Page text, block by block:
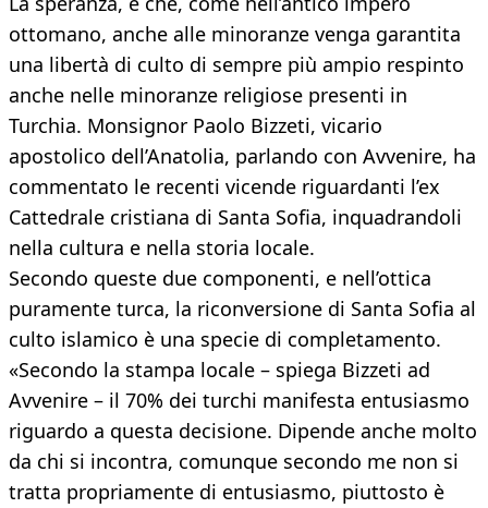
ottomano, anche alle minoranze venga garantita
una libertà di culto di sempre più ampio respinto
anche nelle minoranze religiose presenti in
Turchia. Monsignor Paolo Bizzeti, vicario
apostolico dell’Anatolia, parlando con Avvenire, ha
commentato le recenti vicende riguardanti l’ex
Cattedrale cristiana di Santa Sofia, inquadrandoli
nella cultura e nella storia locale.
Secondo queste due componenti, e nell’ottica
puramente turca, la riconversione di Santa Sofia al
culto islamico è una specie di completamento.
«Secondo la stampa locale – spiega Bizzeti ad
Avvenire – il 70% dei turchi manifesta entusiasmo
riguardo a questa decisione. Dipende anche molto
da chi si incontra, comunque secondo me non si
tratta propriamente di entusiasmo, piuttosto è